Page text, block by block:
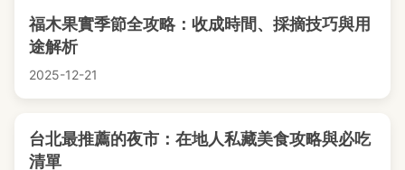
福木果實季節全攻略：收成時間、採摘技巧與用
途解析
2025-12-21
台北最推薦的夜市：在地人私藏美食攻略與必吃
清單